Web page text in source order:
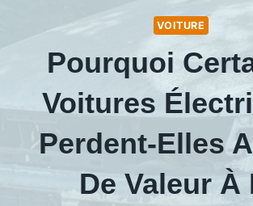
VOITURE
Pourquoi
Voitures
Perdent-Elles
De Valeur À